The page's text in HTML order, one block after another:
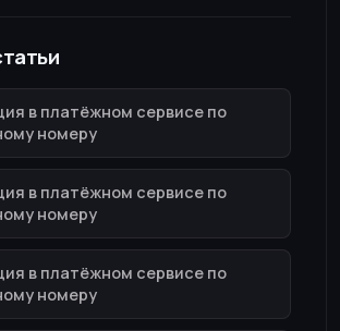
в платёжном сервисе по
номеру
в платёжном сервисе по
номеру
в платёжном сервисе по
номеру